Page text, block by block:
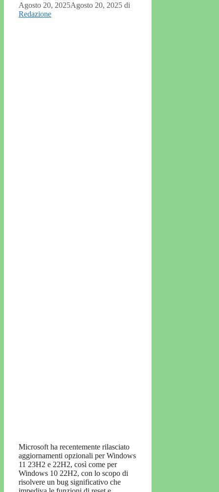
Agosto 20, 2025Agosto 20, 2025 di
Redazione
Microsoft ha recentemente rilasciato
aggiornamenti opzionali per Windows
11 23H2 e 22H2, così come per
Windows 10 22H2, con lo scopo di
risolvere un bug significativo che